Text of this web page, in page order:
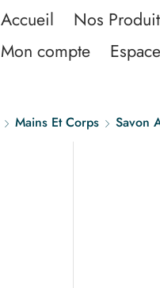
Accueil Nos
Mon compte
Mains Et Corps Savon